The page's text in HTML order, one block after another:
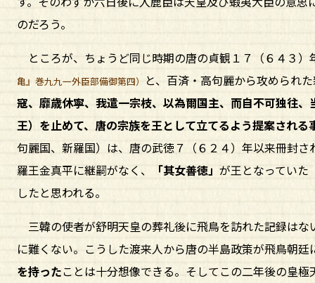
のだろう。
ところが、ちょうど同じ時期の唐の貞観１７（６４３）
亀』巻九九一外臣部備御第四）
と、百済・高句麗から攻められ
寇、靡歳休寧、我遣一宗枝、以為爾国主、而自不可独往
王）を止めて、唐の宗族を王として立てるよう提案される
句麗国、新羅国）は、唐の武徳７（６２４）年以来冊封
羅王金真平に継嗣がなく、
「其女善徳」 が王となっていた
したと思われる。
三韓の使者が舒明天皇の葬礼後に飛鳥を訪れた記録は
に難くない。こうした渡来人から唐の半島政策が飛鳥朝廷
を持ったことは十分想像できる。そしてこの二年後の皇